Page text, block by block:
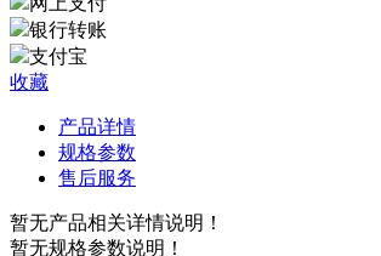
网上支付
银行转账
支付宝
收藏
产品详情
规格参数
售后服务
暂无产品相关详情说明！
暂无规格参数说明！